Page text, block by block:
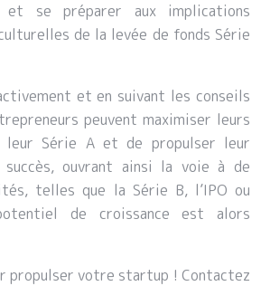
et se préparer aux implications
de la levée de fonds Série
et en suivant les conseils
peuvent maximiser leurs
leur Série A et de propulser leur
ouvrant ainsi la voie à de
telles que la Série B, l’IPO ou
de croissance est alors
propulser votre startup ! Contactez